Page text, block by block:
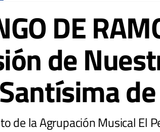
DE
de
de la Agrupación Musical El